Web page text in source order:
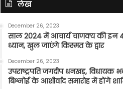
लेख
December 26, 2023
साल 2024 में आचार्य चाणक्य की इन
ध्यान, खुल जाएंगे किस्मत के द्वार
December 26, 2023
उपराष्ट्रपति जगदीप धनखड़, विधायक
बिश्नोई के आशीर्वाद समारोह में होंगे